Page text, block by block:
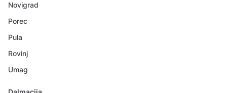
Novigrad
Porec
Pula
Rovinj
Umag